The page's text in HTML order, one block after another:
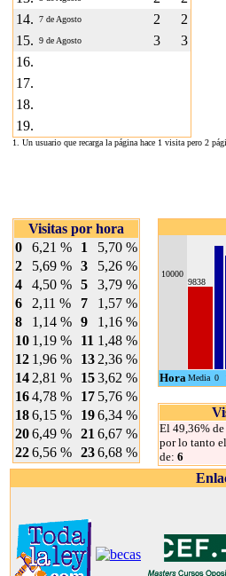
14.
7 de Agosto 2
2
15.
9 de Agosto 3
3
16.
17.
18.
19.
1. Un usuario que recarga la página hace 1 visita pero 2
Visitas por hora
0
6,21 % 1
5,70 %
2
5,69 % 3
5,26 %
4
4,50 % 5
3,79 %
6
2,11 % 7
1,57 %
8
1,14 % 9
1,16 %
10 1,19 % 11 1,48 %
12 1,96 % 13 2,36 %
14 2,81 % 153,62 %
164,78 % 17 5,76 %
186,15 % 196,34 %
206,49 % 21 6,67 %
226,56 % 236,68 %
10000
9838
HoraMedia 0
El 49,36% de
por lo tanto
de: 6